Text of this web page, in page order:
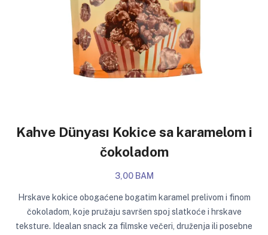
Kahve Dünyası Kokice sa karamelom i
čokoladom
3,00 BAM
Hrskave kokice obogaćene bogatim karamel prelivom i finom
čokoladom, koje pružaju savršen spoj slatkoće i hrskave
teksture. Idealan snack za filmske večeri, druženja ili posebne